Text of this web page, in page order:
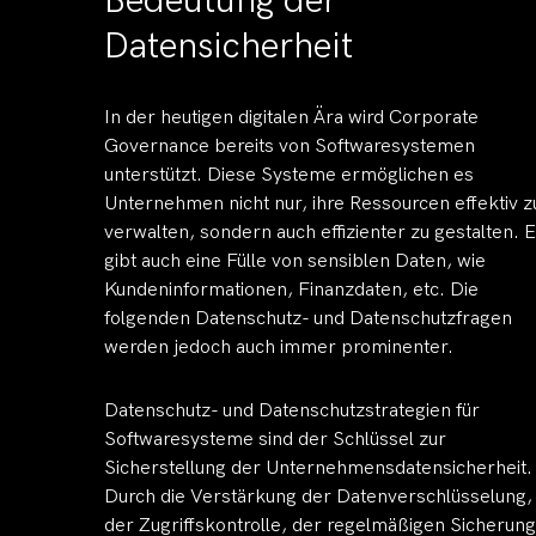
Datensicherheit
In der heutigen digitalen Ära wird Corporate
Governance bereits von Softwaresystemen
unterstützt. Diese Systeme ermöglichen es
Unternehmen nicht nur, ihre Ressourcen effektiv
verwalten, sondern auch effizienter zu gestalten.
gibt auch eine Fülle von sensiblen Daten, wie
Kundeninformationen, Finanzdaten, etc. Die
folgenden Datenschutz- und Datenschutzfragen
werden jedoch auch immer prominenter.
Datenschutz- und Datenschutzstrategien für
Softwaresysteme sind der Schlüssel zur
Sicherstellung der Unternehmensdatensicherheit.
Durch die Verstärkung der Datenverschlüsselung,
der Zugriffskontrolle, der regelmäßigen